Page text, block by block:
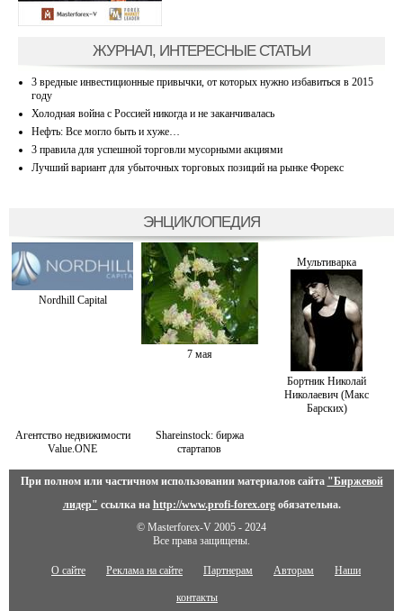
ЖУРНАЛ, ИНТЕРЕСНЫЕ СТАТЬИ
3 вредные инвестиционные привычки, от которых нужно избавиться в 2015
году
Холодная война с Россией никогда и не заканчивалась
Нефть: Все могло быть и хуже…
3 правила для успешной торговли мусорными акциями
Лучший вариант для убыточных торговых позиций на рынке Форекс
ЭНЦИКЛОПЕДИЯ
Nordhill Capital
7 мая
Мультиварка
Бортник Николай
Николаевич (Макс
Барских)
Агентство недвижимости
Value.ONE
Shareinstock: биржа
стартапов
При полном или частичном использовании материалов сайта "Биржевой
лидер" ссылка на http://www.profi-forex.orgобязательна.
© Masterforex-V 2005 - 2024
Все права защищены.
О сайте Реклама на сайте Партнерам Авторам Наши
контакты